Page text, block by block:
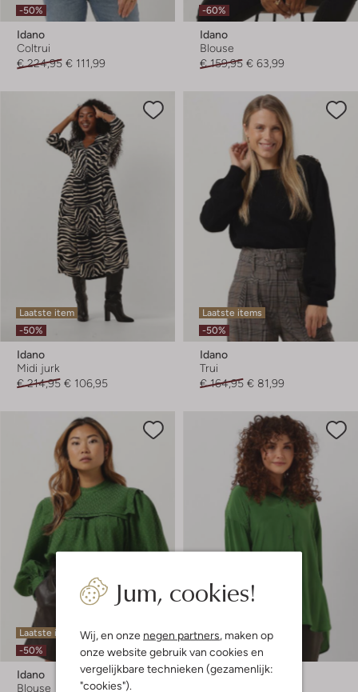
Jum, cookies!
Wij, en onze negen partners , maken op
onze website gebruik van cookies en
vergelijkbare technieken (gezamenlijk:
"cookies").
-50%
Idano
Coltrui
€ 224,95 € 111,99
-60%
Idano
Blouse
€ 159,95 € 63,99
Laatste item
-50%
Idano
Midi jurk
€ 214,95 € 106,95
Laatste items
-50%
Idano
Trui
€ 164,95 € 81,99
Laatste items
-50%
Idano
Blouse
Laatste maten
-50%
Idano